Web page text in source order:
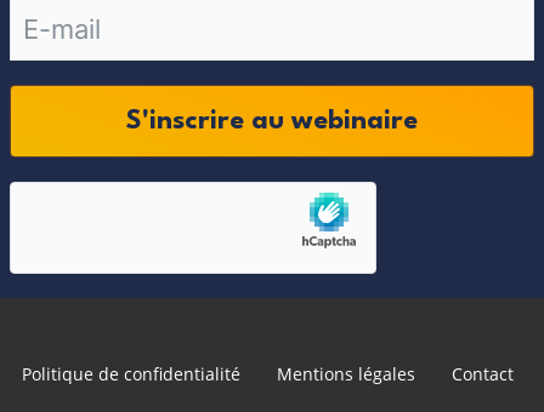
S'inscrire au webinaire
Politique de confidentialité Mentions légales Contact